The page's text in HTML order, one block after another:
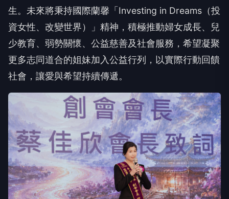
生。未來將秉持國際蘭馨「Investing in Dreams（投
資女性、改變世界）」精神，積極推動婦女成長、兒
少教育、弱勢關懷、公益慈善及社會服務，希望凝聚
更多志同道合的姐妹加入公益行列，以實際行動回饋
社會，讓愛與希望持續傳遞。